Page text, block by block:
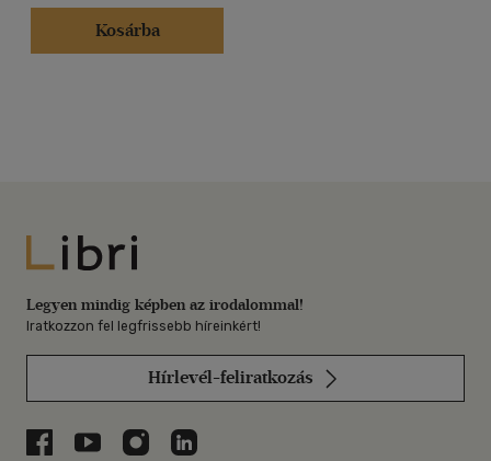
Kosárba
Libri
Legyen mindig képben az irodalommal!
Iratkozzon fel legfrissebb híreinkért!
Hírlevél-feliratkozás
Libri a Facebookon
Libri a Youtube-on
Libri az Instagramon
Libri a LinkedInen